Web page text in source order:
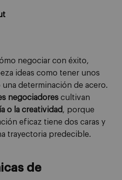
negociar con éxito,
ideas como tener unos
determinación de acero.
negociadores cultivan
o la creatividad , porque
eficaz tiene dos caras y
trayectoria predecible.
de